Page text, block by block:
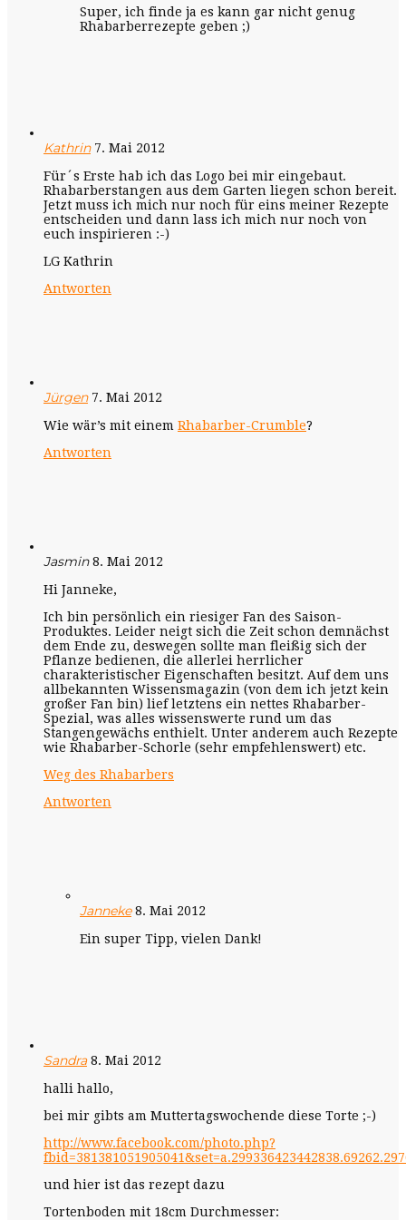
Super, ich finde ja es kann gar nicht genug
Rhabarberrezepte geben ;)
Kathrin 7. Mai 2012
Für´s Erste hab ich das Logo bei mir eingebaut.
Rhabarberstangen aus dem Garten liegen schon bereit.
Jetzt muss ich mich nur noch für eins meiner Rezepte
entscheiden und dann lass ich mich nur noch von
euch inspirieren :-)
LG Kathrin
Antworten
Jürgen 7. Mai 2012
Wie wär’s mit einem Rhabarber-Crumble?
Antworten
Jasmin 8. Mai 2012
Hi Janneke,
Ich bin persönlich ein riesiger Fan des Saison-
Produktes. Leider neigt sich die Zeit schon demnächst
dem Ende zu, deswegen sollte man fleißig sich der
Pflanze bedienen, die allerlei herrlicher
charakteristischer Eigenschaften besitzt. Auf dem uns
allbekannten Wissensmagazin (von dem ich jetzt kein
großer Fan bin) lief letztens ein nettes Rhabarber-
Spezial, was alles wissenswerte rund um das
Stangengewächs enthielt. Unter anderem auch Rezepte
wie Rhabarber-Schorle (sehr empfehlenswert) etc.
Weg des Rhabarbers
Antworten
Janneke 8. Mai 2012
Ein super Tipp, vielen Dank!
Sandra 8. Mai 2012
halli hallo,
bei mir gibts am Muttertagswochende diese Torte ;-)
http://www.facebook.com/photo.php?
und hier ist das rezept dazu
Tortenboden mit 18cm Durchmesser: